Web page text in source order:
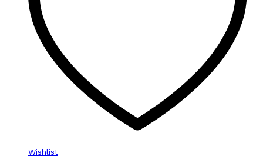
Wishlist